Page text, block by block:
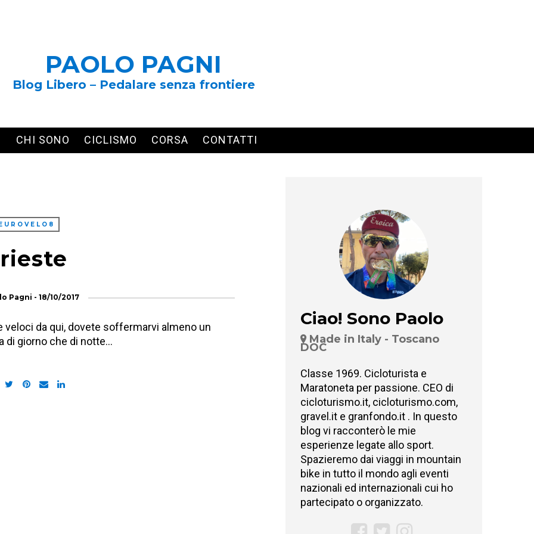
PAOLO PAGNI
Blog Libero – Pedalare senza frontiere
CHI SONO CICLISMO CORSA CONTATTI
Pagni - 18/10/2017
veloci da qui, dovete soffermarvi almeno un
di giorno che di notte…
Ciao! Sono Paolo
Made in Italy - Toscano
DOC
Classe 1969. Cicloturista e
Maratoneta per passione. CEO di
cicloturismo.it, cicloturismo.com,
gravel.it e granfondo.it . In questo
blog vi racconterò le mie
esperienze legate allo sport.
Spazieremo dai viaggi in mountain
bike in tutto il mondo agli eventi
nazionali ed internazionali cui ho
partecipato o organizzato.